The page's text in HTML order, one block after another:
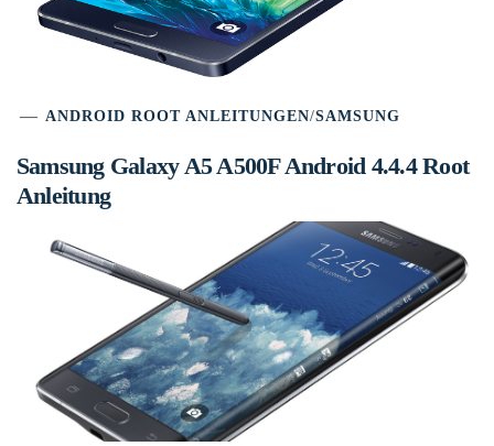
ANDROID ROOT ANLEITUNGEN/SAMSUNG
Samsung Galaxy A5 A500F Android 4.4.4 Root
Anleitung